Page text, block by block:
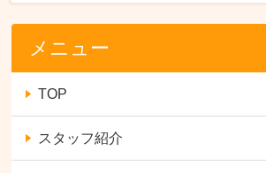
メニュー
TOP
スタッフ紹介